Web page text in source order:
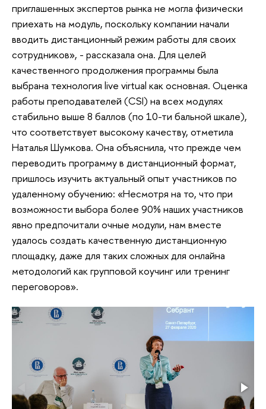
приглашенных экспертов рынка не могла физически
приехать на модуль, поскольку компании начали
вводить дистанционный режим работы для своих
сотрудников», - рассказала она. Для целей
качественного продолжения программы была
выбрана технология live virtual как основная. Оценка
работы преподавателей (CSI) на всех модулях
стабильно выше 8 баллов (по 10-ти бальной шкале),
что соответствует высокому качеству, отметила
Наталья Шумкова. Она объяснила, что прежде чем
переводить программу в дистанционный формат,
пришлось изучить актуальный опыт участников по
удаленному обучению: «Несмотря на то, что при
возможности выбора более 90% наших участников
явно предпочитали очные модули, нам вместе
удалось создать качественную дистанционную
площадку, даже для таких сложных для онлайна
методологий как групповой коучинг или тренинг
переговоров».